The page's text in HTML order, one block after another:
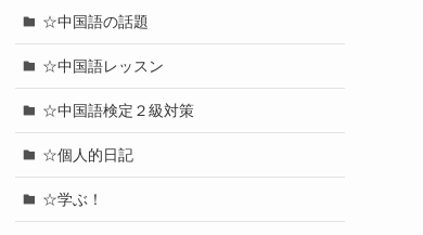
☆中国語の話題
☆中国語レッスン
☆中国語検定２級対策
☆個人的日記
☆学ぶ！